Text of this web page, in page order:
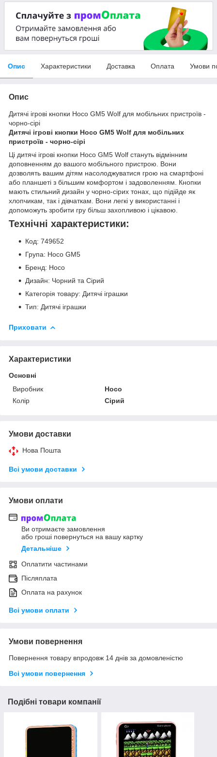
Опис Характеристики Доставка Оплата Умови
Опис
Дитячі ігрові кнопки Hoco GM5 Wolf для мобільних пристроїв -
чорно-сірі
Дитячі ігрові кнопки Hoco GM5 Wolf для мобільних
пристроїв - чорно-сірі
Ці дитячі ігрові кнопки Hoco GM5 Wolf стануть відмінним
доповненням до вашого мобільного пристрою. Вони
дозволять вашим дітям насолоджуватися грою на смартфоні
або планшеті з більшим комфортом і задоволенням. Кнопки
мають стильний дизайн у чорно-сірих тонах, що підійде як
хлопчикам, так і дівчаткам. Вони легкі у використанні і
допоможуть зробити гру більш захопливою і цікавою.
Технічні характеристики:
Код: 749652
Група: Hoco GM5
Бренд: Hoco
Дизайн: Чорний та Сірий
Категорія товару: Дитячі іграшки
Тип: Дитячі іграшки
Приховати
Характеристики
Основні
Виробник
Hoco
Колір
Сірий
Умови доставки
Нова Пошта
Всі умови доставки
Умови оплати
Ви отримаєте замовлення
або гроші повернуться на вашу картку
Детальніше
Оплатити частинами
Післяплата
Оплата на рахунок
Всі умови оплати
Умови повернення
Повернення товару впродовж 14 днів за домовленістю
Всі умови повернення
Подібні товари компанії